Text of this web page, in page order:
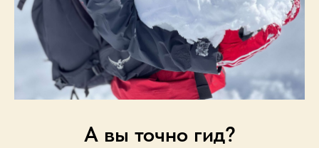
А вы точно гид?